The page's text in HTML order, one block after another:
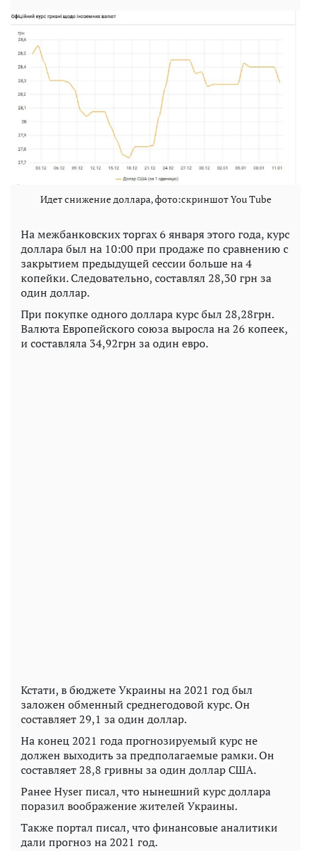
Идет снижение доллара, фото:скриншот You Tube
На межбанковских торгах 6 января этого года, курс
доллара был на 10:00 при продаже по сравнению с
закрытием предыдущей сессии больше на 4
копейки. Следовательно, составлял 28,30 грн за
один доллар.
При покупке одного доллара курс был 28,28грн.
Валюта Европейского союза выросла на 26 копеек,
и составляла 34,92грн за один евро.
Кстати, в бюджете Украины на 2021 год был
заложен обменный среднегодовой курс. Он
составляет 29,1 за один доллар.
На конец 2021 года прогнозируемый курс не
должен выходить за предполагаемые рамки. Он
составляет 28,8 гривны за один доллар США.
Ранее Hyser писал, что нынешний курс доллара
поразил воображение жителей Украины.
Также портал писал, что финансовые аналитики
дали прогноз на 2021 год.